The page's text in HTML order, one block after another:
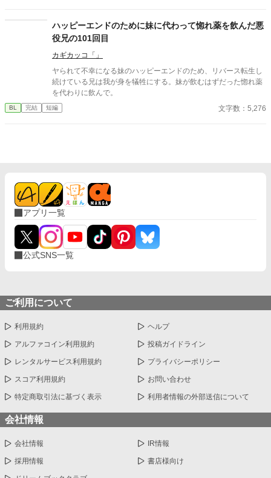
ハッピーエンドのために妹に代わって惚れ薬を飲んだ悪
役兄の101回目
カギカッコ「」
ヤられて不幸になる妹のハッピーエンドのため、リバース転生し
続けている兄は我が身を犠牲にする。妹が飲むはずだった惚れ薬
を代わりに飲んで。
BL 完結 短編 文字数：5,276
アプリ一覧
公式SNS一覧
ご利用について
利用規約 ヘルプ
アルファコイン利用規約 投稿ガイドライン
レンタルサービス利用規約 プライバシーポリシー
スコア利用規約 お問い合わせ
特定商取引法に基づく表示 利用者情報の外部送信について
会社情報
会社情報 IR情報
採用情報 書店様向け